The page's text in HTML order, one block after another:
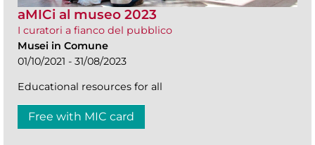
aMICi al museo 2023
I curatori a fianco del pubblico
Musei in Comune
01/10/2021 - 31/08/2023
Educational resources for all
Free with MIC card